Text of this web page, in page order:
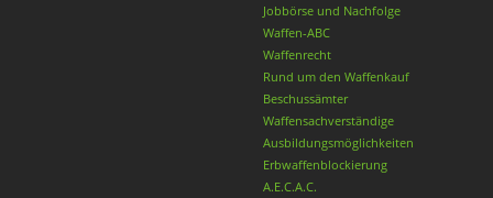
Jobbörse und Nachfolge
Waffen-ABC
Waffenrecht
Rund um den Waffenkauf
Beschussämter
Waffensachverständige
Ausbildungsmöglichkeiten
Erbwaffenblockierung
A.E.C.A.C.